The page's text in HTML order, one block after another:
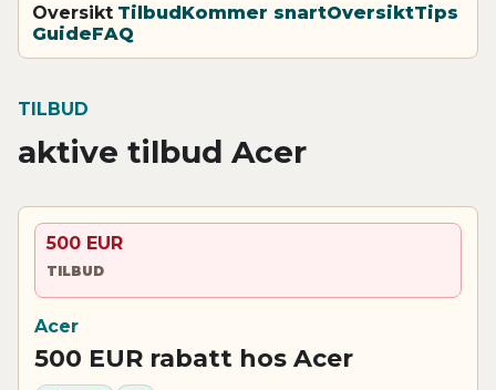
Oversikt TilbudKommer snartOversiktTips
GuideFAQ
TILBUD
aktive tilbud Acer
500 EUR
TILBUD
Acer
500 EUR rabatt hos Acer